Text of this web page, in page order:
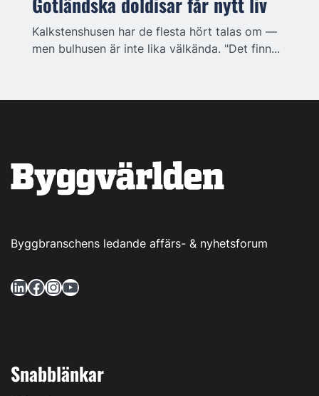
Kalkstenshusen har de flesta hört talas om —
men bulhusen är inte lika välkända. "Det finn...
Byggbranschens ledande affärs- & nyhetsforum
LinkedIn Facebook InstagramYouTube
Snabblänkar